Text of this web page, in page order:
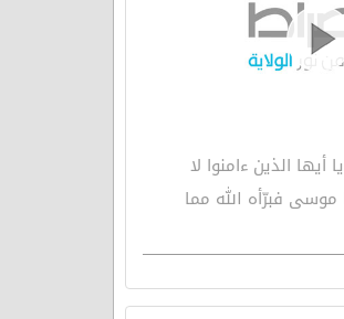
الرحمن 60 - يا أيها الذين ءامنوا لا
موسى فبرّأه الله مما